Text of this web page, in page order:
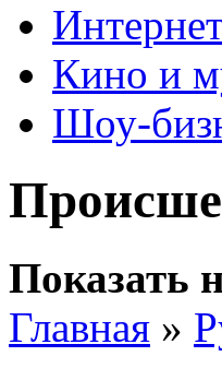
Кино и
Шоу-
Показать
Главная »